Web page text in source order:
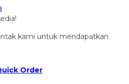
kami untuk mendapatkan
Order